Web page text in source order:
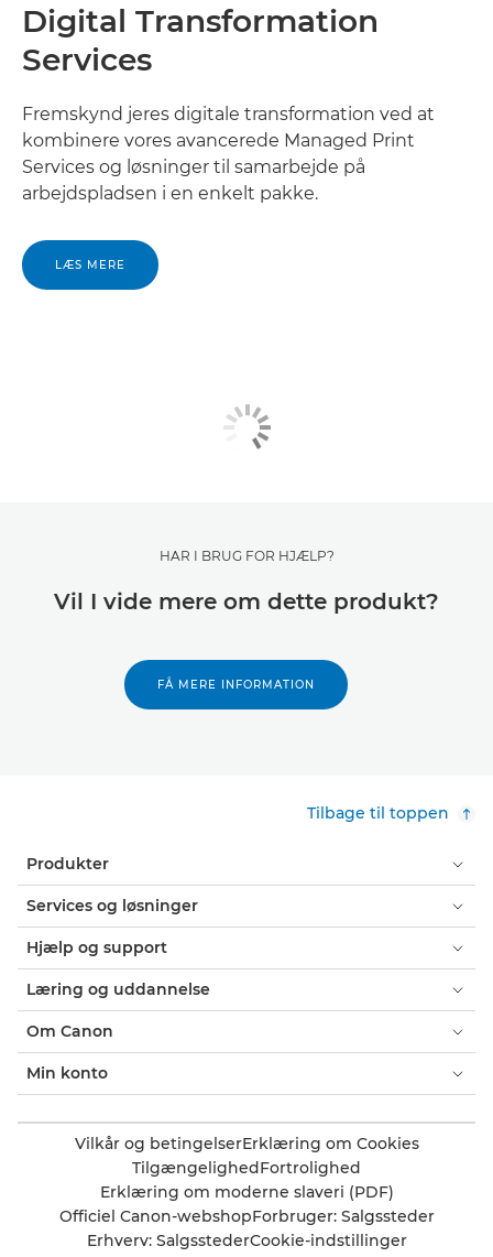
Digital Transformation
Services
Fremskynd jeres digitale transformation ved at
kombinere vores avancerede Managed Print
Services og løsninger til samarbejde på
arbejdspladsen i en enkelt pakke.
LÆS MERE
HAR I BRUG FOR HJÆLP?
Vil I vide mere om dette produkt?
FÅ MERE INFORMATION
Tilbage til toppen
Produkter
Services og løsninger
Hjælp og support
Læring og uddannelse
Om Canon
Min konto
Vilkår og betingelserErklæring om Cookies
Tilgængelighed Fortrolighed
Erklæring om moderne slaveri (PDF)
Officiel Canon-webshopForbruger: Salgssteder
Erhverv: SalgsstederCookie-indstillinger